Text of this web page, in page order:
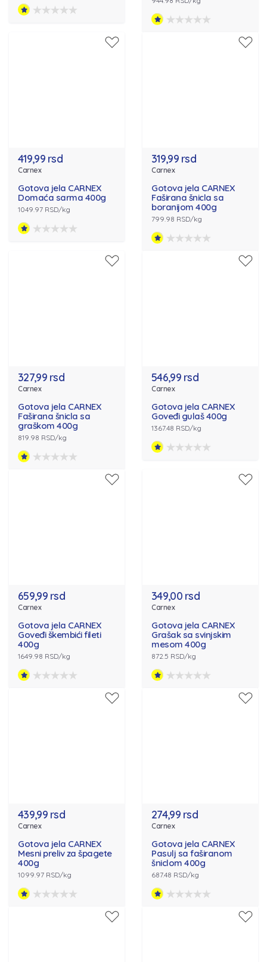
419,99 rsd
Carnex
Gotova jela CARNEX
Domaća sarma 400g
1049.97 RSD/kg
319,99 rsd
Carnex
Gotova jela CARNEX
Faširana šnicla sa
boranijom 400g
799.98 RSD/kg
327,99 rsd
Carnex
Gotova jela CARNEX
Faširana šnicla sa
graškom 400g
819.98 RSD/kg
546,99 rsd
Carnex
Gotova jela CARNEX
Goveđi gulaš 400g
1367.48 RSD/kg
659,99 rsd
Carnex
Gotova jela CARNEX
Goveđi škembići fileti
400g
1649.98 RSD/kg
349,00 rsd
Carnex
Gotova jela CARNEX
Grašak sa svinjskim
mesom 400g
872.5 RSD/kg
439,99 rsd
Carnex
Gotova jela CARNEX
Mesni preliv za špagete
400g
1099.97 RSD/kg
274,99 rsd
Carnex
Gotova jela CARNEX
Pasulj sa faširanom
šniclom 400g
687.48 RSD/kg